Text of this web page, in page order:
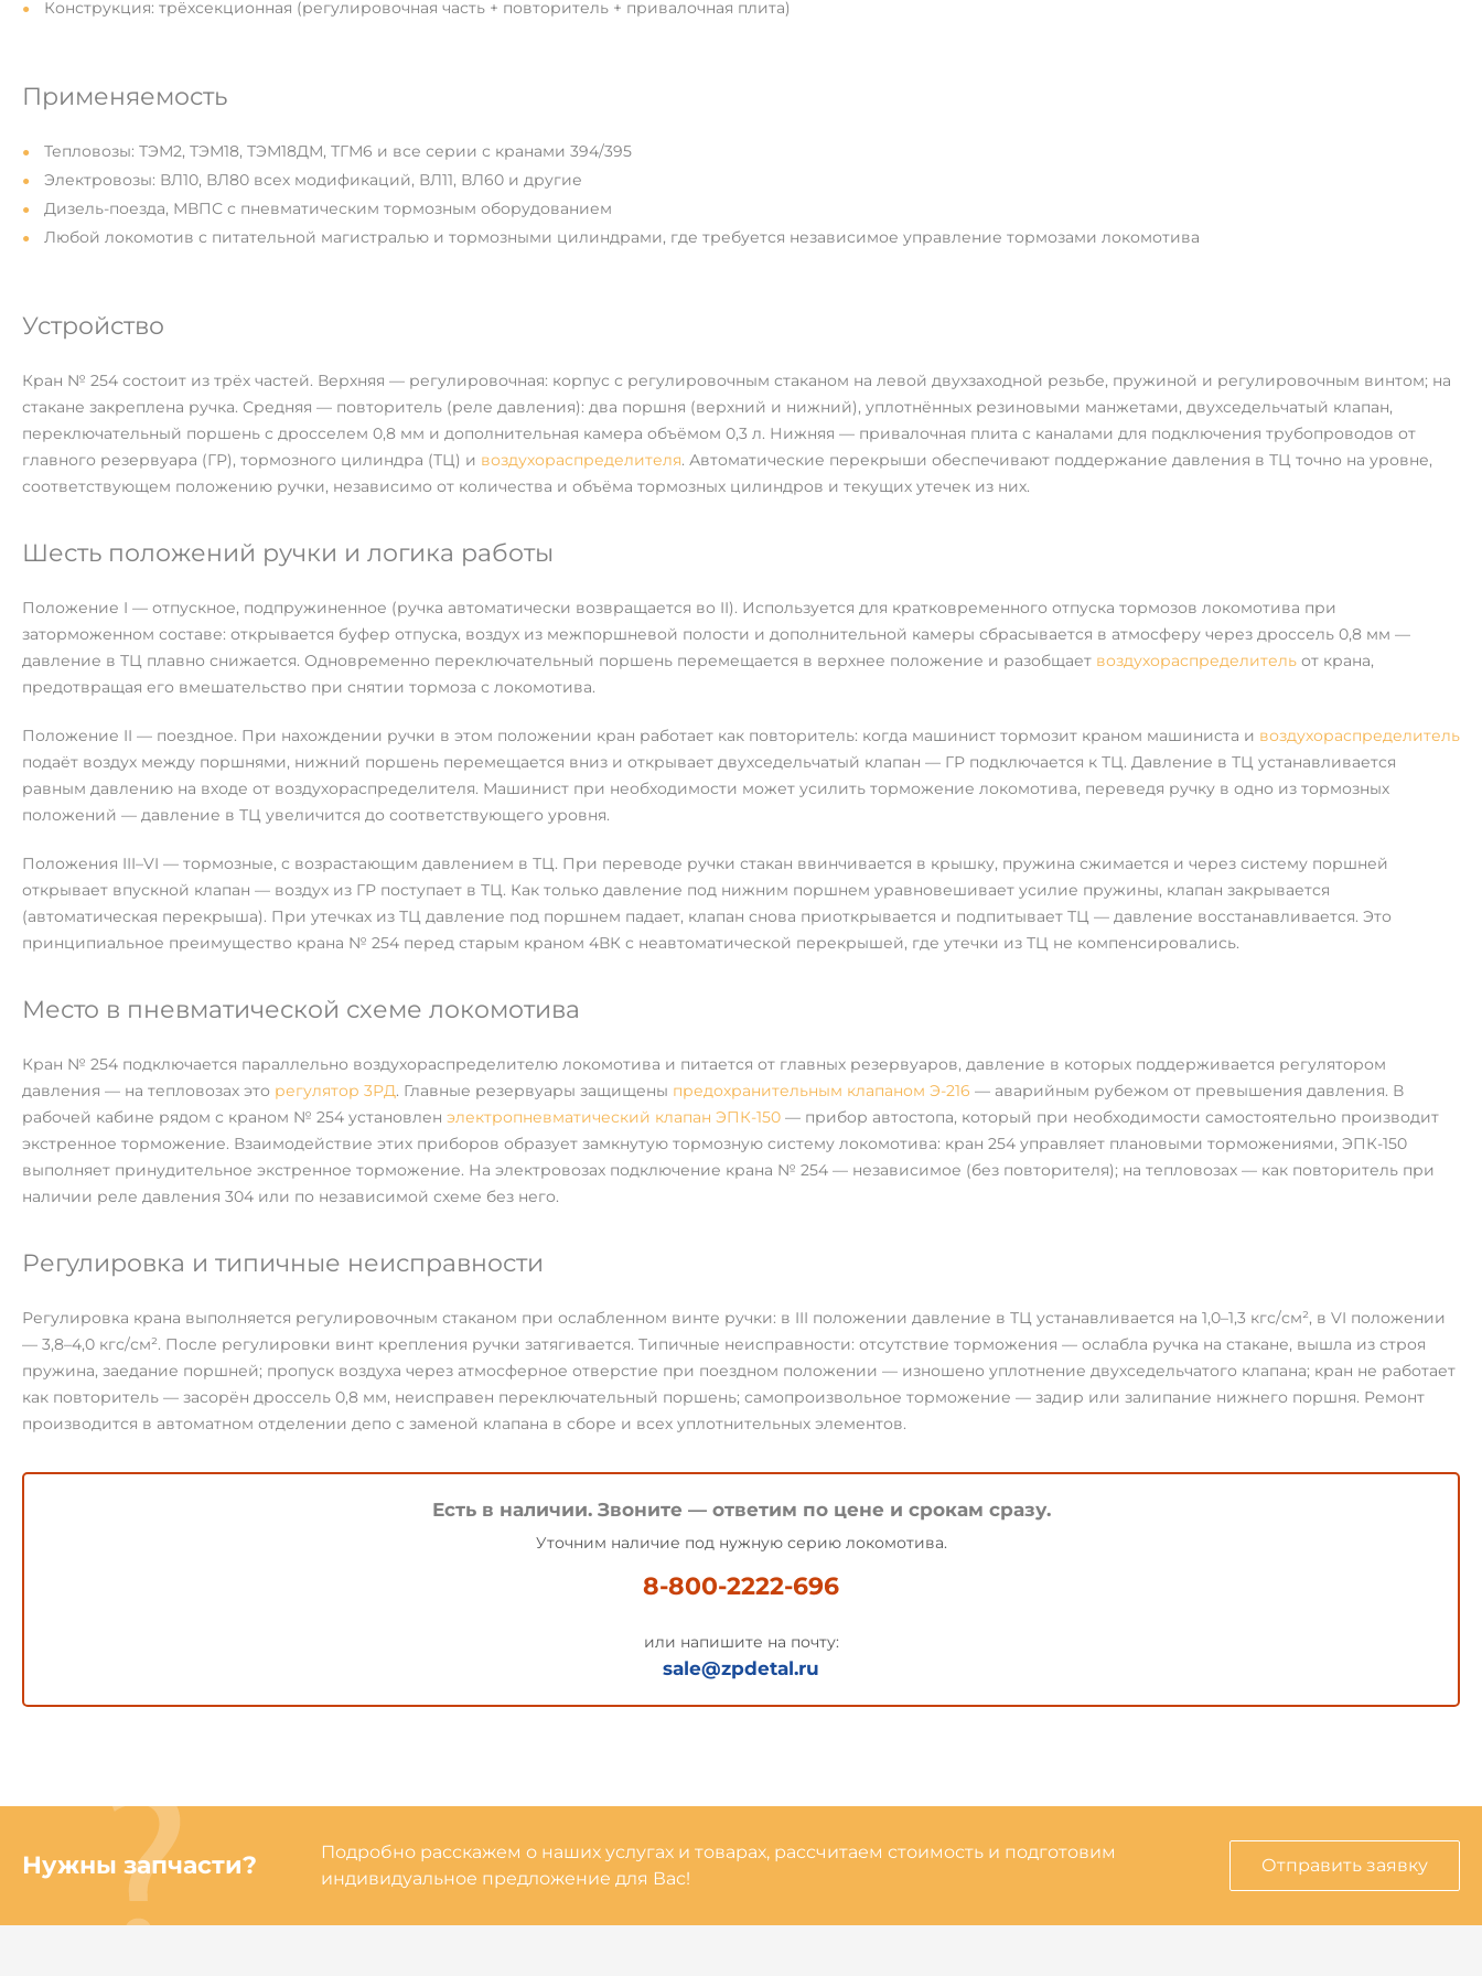
Конструкция: трёхсекционная (регулировочная часть + повторитель + привалочная плита)
Применяемость
Тепловозы: ТЭМ2, ТЭМ18, ТЭМ18ДМ, ТГМ6 и все серии с кранами 394/395
Электровозы: ВЛ10, ВЛ80 всех модификаций, ВЛ11, ВЛ60 и другие
Дизель-поезда, МВПС с пневматическим тормозным оборудованием
Любой локомотив с питательной магистралью и тормозными цилиндрами, где требуется независимое управление тормозами локомотива
Устройство
Кран № 254 состоит из трёх частей. Верхняя — регулировочная: корпус с регулировочным стаканом на левой двухзаходной резьбе, пружиной и регулировочным винтом; на
стакане закреплена ручка. Средняя — повторитель (реле давления): два поршня (верхний и нижний), уплотнённых резиновыми манжетами, двухседельчатый клапан,
переключательный поршень с дросселем 0,8 мм и дополнительная камера объёмом 0,3 л. Нижняя — привалочная плита с каналами для подключения трубопроводов от
главного резервуара (ГР), тормозного цилиндра (ТЦ) и воздухораспределителя. Автоматические перекрыши обеспечивают поддержание давления в ТЦ точно на уровне,
соответствующем положению ручки, независимо от количества и объёма тормозных цилиндров и текущих утечек из них.
Шесть положений ручки и логика работы
Положение I — отпускное, подпружиненное (ручка автоматически возвращается во II). Используется для кратковременного отпуска тормозов локомотива при
заторможенном составе: открывается буфер отпуска, воздух из межпоршневой полости и дополнительной камеры сбрасывается в атмосферу через дроссель 0,8 мм —
давление в ТЦ плавно снижается. Одновременно переключательный поршень перемещается в верхнее положение и разобщает воздухораспределитель от крана,
предотвращая его вмешательство при снятии тормоза с локомотива.
Положение II — поездное. При нахождении ручки в этом положении кран работает как повторитель: когда машинист тормозит краном машиниста и воздухораспределитель
подаёт воздух между поршнями, нижний поршень перемещается вниз и открывает двухседельчатый клапан — ГР подключается к ТЦ. Давление в ТЦ устанавливается
равным давлению на входе от воздухораспределителя. Машинист при необходимости может усилить торможение локомотива, переведя ручку в одно из тормозных
положений — давление в ТЦ увеличится до соответствующего уровня.
Положения III–VI — тормозные, с возрастающим давлением в ТЦ. При переводе ручки стакан ввинчивается в крышку, пружина сжимается и через систему поршней
открывает впускной клапан — воздух из ГР поступает в ТЦ. Как только давление под нижним поршнем уравновешивает усилие пружины, клапан закрывается
(автоматическая перекрыша). При утечках из ТЦ давление под поршнем падает, клапан снова приоткрывается и подпитывает ТЦ — давление восстанавливается. Это
принципиальное преимущество крана № 254 перед старым краном 4ВК с неавтоматической перекрышей, где утечки из ТЦ не компенсировались.
Место в пневматической схеме локомотива
Кран № 254 подключается параллельно воздухораспределителю локомотива и питается от главных резервуаров, давление в которых поддерживается регулятором
давления — на тепловозах это регулятор 3РД. Главные резервуары защищены предохранительным клапаном Э-216 — аварийным рубежом от превышения давления. В
рабочей кабине рядом с краном № 254 установлен электропневматический клапан ЭПК-150 — прибор автостопа, который при необходимости самостоятельно производит
экстренное торможение. Взаимодействие этих приборов образует замкнутую тормозную систему локомотива: кран 254 управляет плановыми торможениями, ЭПК-150
выполняет принудительное экстренное торможение. На электровозах подключение крана № 254 — независимое (без повторителя); на тепловозах — как повторитель при
наличии реле давления 304 или по независимой схеме без него.
Регулировка и типичные неисправности
Регулировка крана выполняется регулировочным стаканом при ослабленном винте ручки: в III положении давление в ТЦ устанавливается на 1,0–1,3 кгс/см², в VI положении
— 3,8–4,0 кгс/см². После регулировки винт крепления ручки затягивается. Типичные неисправности: отсутствие торможения — ослабла ручка на стакане, вышла из строя
пружина, заедание поршней; пропуск воздуха через атмосферное отверстие при поездном положении — изношено уплотнение двухседельчатого клапана; кран не работает
как повторитель — засорён дроссель 0,8 мм, неисправен переключательный поршень; самопроизвольное торможение — задир или залипание нижнего поршня. Ремонт
производится в автоматном отделении депо с заменой клапана в сборе и всех уплотнительных элементов.
Есть в наличии. Звоните — ответим по цене и срокам сразу.
Уточним наличие под нужную серию локомотива.
8-800-2222-696
или напишите на почту:
sale@zpdetal.ru
Нужны запчасти?
Подробно расскажем о наших услугах и товарах, рассчитаем стоимость и подготовим
индивидуальное предложение для Вас!
Отправить заявку